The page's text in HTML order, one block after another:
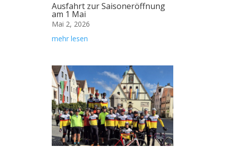
Ausfahrt zur Saisoneröffnung
am 1 Mai
Mai 2, 2026
mehr lesen